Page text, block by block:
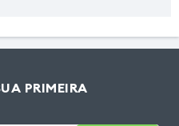
PRIMEIRA